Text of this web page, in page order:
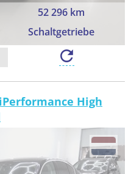
52 296 km
Schaltgetriebe
High